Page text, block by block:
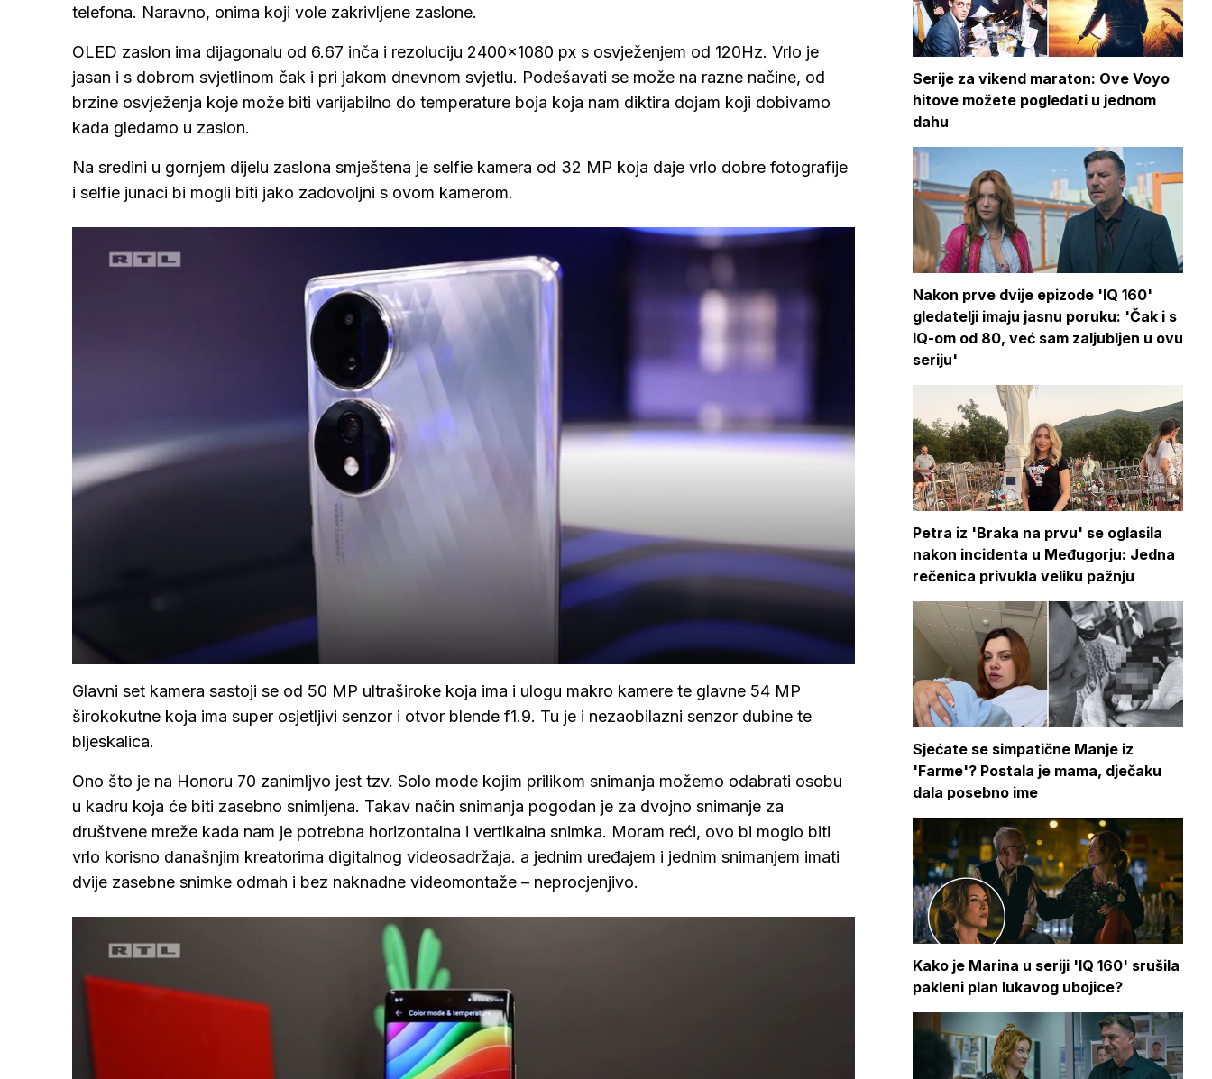
telefona. Naravno, onima koji vole zakrivljene zaslone.
OLED zaslon ima dijagonalu od 6.67 inča i rezoluciju 2400x1080 px s osvježenjem od 120Hz. Vrlo je
jasan i s dobrom svjetlinom čak i pri jakom dnevnom svjetlu. Podešavati se može na razne načine, od
brzine osvježenja koje može biti varijabilno do temperature boja koja nam diktira dojam koji dobivamo
kada gledamo u zaslon.
Na sredini u gornjem dijelu zaslona smještena je selfie kamera od 32 MP koja daje vrlo dobre fotografije
i selfie junaci bi mogli biti jako zadovoljni s ovom kamerom.
Glavni set kamera sastoji se od 50 MP ultraširoke koja ima i ulogu makro kamere te glavne 54 MP
širokokutne koja ima super osjetljivi senzor i otvor blende f1.9. Tu je i nezaobilazni senzor dubine te
bljeskalica.
Ono što je na Honoru 70 zanimljvo jest tzv. Solo mode kojim prilikom snimanja možemo odabrati osobu
u kadru koja će biti zasebno snimljena. Takav način snimanja pogodan je za dvojno snimanje za
društvene mreže kada nam je potrebna horizontalna i vertikalna snimka. Moram reći, ovo bi moglo biti
vrlo korisno današnjim kreatorima digitalnog videosadržaja. a jednim uređajem i jednim snimanjem imati
dvije zasebne snimke odmah i bez naknadne videomontaže – neprocjenjivo.
Serije za vikend maraton: Ove Voyo
hitove možete pogledati u jednom
dahu
Nakon prve dvije epizode 'IQ 160'
gledatelji imaju jasnu poruku: 'Čak i s
IQ-om od 80, već sam zaljubljen u ovu
seriju'
Petra iz 'Braka na prvu' se oglasila
nakon incidenta u Međugorju: Jedna
rečenica privukla veliku pažnju
Sjećate se simpatične Manje iz
'Farme'? Postala je mama, dječaku
dala posebno ime
Kako je Marina u seriji 'IQ 160' srušila
pakleni plan lukavog ubojice?